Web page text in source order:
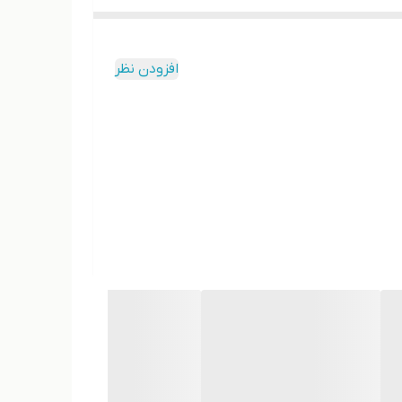
افزودن نظر